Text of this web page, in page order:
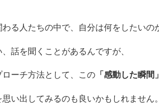
る人たちの中で、自分は何をしたいの
話を聞くことがあるんですが、
ーチ方法として、この 「感動した瞬間
思い出してみるのも良いかもしれません。